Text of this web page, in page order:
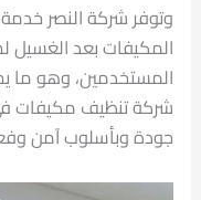
وتوفر شركة النصر
المكيفات بعد
المستخدمين، وهو ما
شركة تنظيف مكيفات
جودة وبأسلوب آمن